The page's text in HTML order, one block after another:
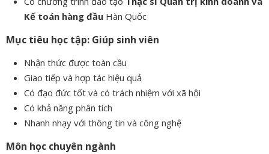
Kế toán hàng đầu Hàn Quốc
Mục tiêu học tập: Giúp sinh viên
Nhận thức được toàn cầu
Giao tiếp và hợp tác hiệu quả
Có đạo đức tốt và có trách nhiệm với xã hội
Có khả năng phân tích
Nhanh nhạy với thông tin và công nghệ
Môn học chuyên ngành